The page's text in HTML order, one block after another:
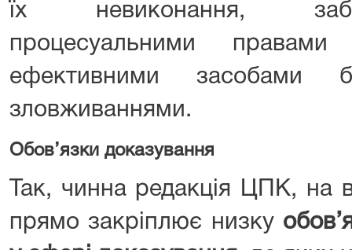
їх невиконання,
процесуальними
ефективними засобами
зловживаннями.
Обов’язки доказування
Так, чинна редакція ЦПК, на
прямо закріплює низку